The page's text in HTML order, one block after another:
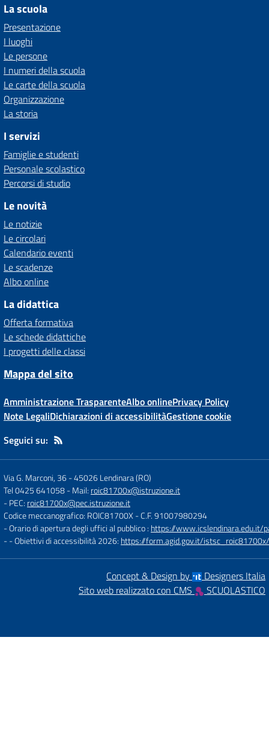
La scuola
Presentazione
I luoghi
Le persone
I numeri della scuola
Le carte della scuola
Organizzazione
La storia
I servizi
Famiglie e studenti
Personale scolastico
Percorsi di studio
Le novità
Le notizie
Le circolari
Calendario eventi
Le scadenze
Albo online
La didattica
Offerta formativa
Le schede didattiche
I progetti delle classi
Mappa del sito
Amministrazione TrasparenteAlbo onlinePrivacy Policy
Note LegaliDichiarazioni di accessibilitàGestione cookie
Seguici su:
Via G. Marconi, 36-45026 Lendinara (RO)
Tel 0425 641058- Mail: roic81700x@istruzione.it
- PEC: roic81700x@pec.istruzione.it
Codice meccanografico: ROIC81700X- C.F. 91007980294
- Orario di apertura degli uffici al pubblico : https://www.icslendinara.edu.it/
- - Obiettivi di accessibilità 2026: https://form.agid.gov.it/
Concept & Design by
Designers Italia
Sito web realizzato con CMS
SCUOLASTICO